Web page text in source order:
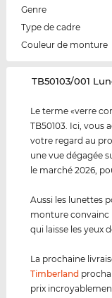
Genre
Type de cadre
Couleur de monture
‌TB50103/001
Le terme «verre
TB50103. Ici, vous
votre regard au
une vue dégagée
le marché 2026,
Aussi les lunettes
monture convainc
qui laisse les yeux
La prochaine
Timberland
prix